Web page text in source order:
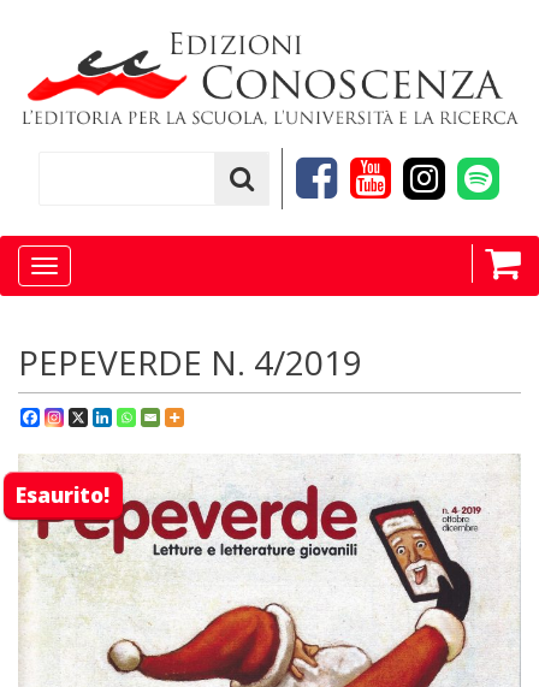
Toggle
navigation
PEPEVERDE N. 4/2019
Esaurito!